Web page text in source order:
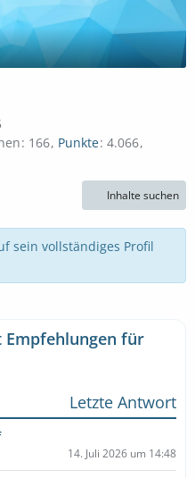
166 Punkte 4.066
Inhalte suchen
sein vollständiges Profil
Empfehlungen für
Letzte Antwort
14. Juli 2026 um 14:48